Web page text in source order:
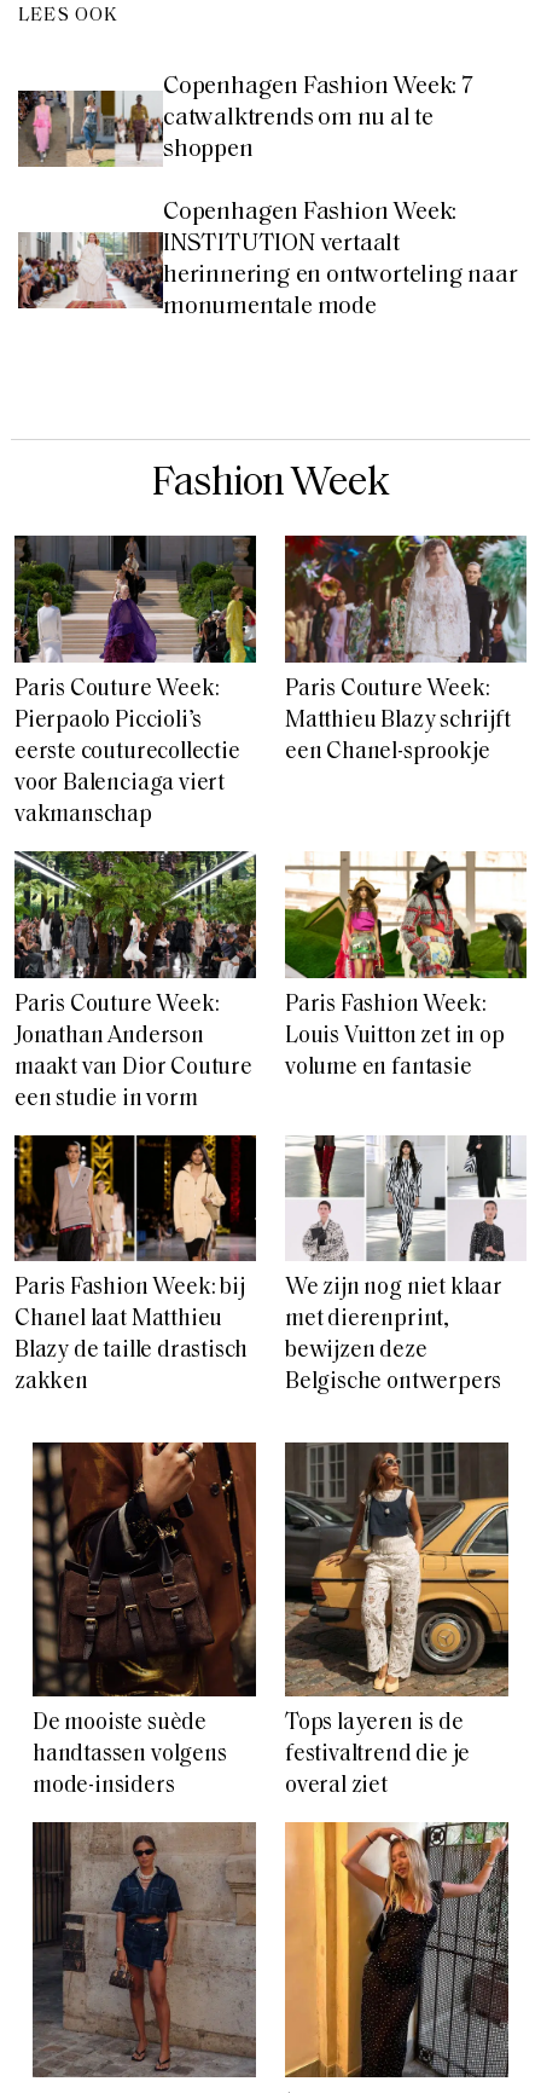
LEES OOK
Copenhagen Fashion Week: 7
catwalktrends om nu al te
shoppen
Copenhagen Fashion Week:
INSTITUTION vertaalt
herinnering en ontworteling naar
monumentale mode
Fashion Week
Paris Couture Week:
Pierpaolo Piccioli’s
eerste couturecollectie
voor Balenciaga viert
vakmanschap
Paris Couture Week:
Matthieu Blazy schrijft
een Chanel-sprookje
Paris Couture Week:
Jonathan Anderson
maakt van Dior Couture
een studie in vorm
Paris Fashion Week:
Louis Vuitton zet in op
volume en fantasie
Paris Fashion Week: bij
Chanel laat Matthieu
Blazy de taille drastisch
zakken
We zijn nog niet klaar
met dierenprint,
bewijzen deze
Belgische ontwerpers
De mooiste suède
handtassen volgens
mode-insiders
Tops layeren is de
festivaltrend die je
overal ziet